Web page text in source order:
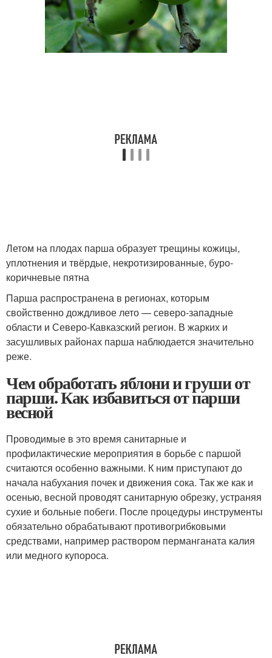
Летом на плодах парша образует трещины кожицы,
уплотнения и твёрдые, некротизированные, буро-
коричневые пятна
Парша распространена в регионах, которым
свойственно дождливое лето — северо-западные
области и Северо-Кавказский регион. В жарких и
засушливых районах парша наблюдается значительно
реже.
Чем обработать яблони и груши от
парши. Как избавиться от парши
весной
Проводимые в это время санитарные и
профилактические мероприятия в борьбе с паршой
считаются особенно важными. К ним приступают до
начала набухания почек и движения сока. Так же как и
осенью, весной проводят санитарную обрезку, устраняя
сухие и больные побеги. После процедуры инструменты
обязательно обрабатывают противогрибковыми
средствами, например раствором перманганата калия
или медного купороса.